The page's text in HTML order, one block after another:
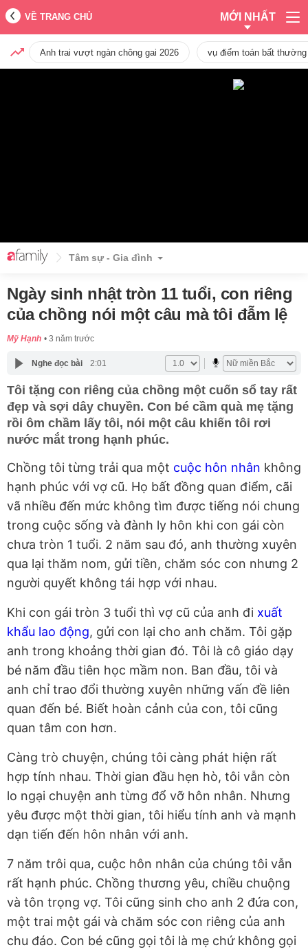
VỀ TRANG CHỦ MỚI NHẤT
Anh trai vượt ngàn chông gai 2026 vụ điểm toán bất
Tâm sự - Gia đình
Ngày sinh nhật tròn 11 tuổi, con riêng
của chồng nói một câu mà tôi đẫm lệ
Mỹ Hạnh 3 năm trước
Nghe đọc bài 2:01
Tôi tặng con riêng của chồng một cuốn sổ tay rất
đẹp và sợi dây chuyền. Con bé cầm quà mẹ tặng
rồi ôm chầm lấy tôi, nói một câu khiến tôi rơi
nước mắt trong hạnh phúc.
Chồng tôi từng trải qua một cuộc hôn nhân không
hạnh phúc với vợ cũ. Họ bất đồng quan điểm, cãi
vã nhiều đến mức không tìm được tiếng nói chung
trong cuộc sống và đành ly hôn khi con gái còn
chưa tròn 1 tuổi. 2 năm sau đó, anh thường xuyên
qua lại thăm nom, gửi tiền, chăm sóc con nhưng 2
người quyết không tái hợp với nhau.
Khi con gái tròn 3 tuổi thì vợ cũ của anh đi xuất
khẩu lao động, gửi con lại cho anh chăm. Tôi gặp
anh trong khoảng thời gian đó. Tôi là cô giáo dạy
bé năm đầu tiên học mầm non. Ban đầu, tôi và
anh chỉ trao đổi thường xuyên những vấn đề liên
quan đến bé. Biết hoàn cảnh của con, tôi cũng
quan tâm con hơn.
Càng trò chuyện, chúng tôi càng phát hiện rất
hợp tính nhau. Thời gian đầu hẹn hò, tôi vẫn còn
lo ngại chuyện anh từng đổ vỡ hôn nhân. Nhưng
yêu được một thời gian, tôi hiểu tính anh và mạnh
dạn tiến đến hôn nhân với anh.
7 năm trôi qua, cuộc hôn nhân của chúng tôi vẫn
rất hạnh phúc. Chồng thương yêu, chiều chuộng
và tôn trọng vợ. Tôi cũng sinh cho anh 2 đứa con,
một trai một gái và chăm sóc con riêng của anh
chu đáo. Con bé cũng gọi tôi là mẹ chứ không gọi